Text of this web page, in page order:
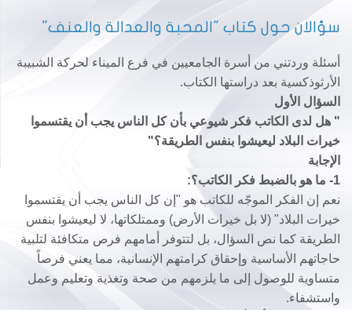
سؤالان حول كتاب "المحبة والعدالة والعنف"
أسئلة وردتني من أسرة الجامعيين في فرع الميناء لحركة الشبيبة
الأرثوذكسية بعد دراستها الكتاب.
السؤال الأول
" هل لدى الكاتب فكر شيوعي بأن كل الناس يجب أن يقتسموا
خيرات البلاد ليعيشوا بنفس الطريقة؟"
الإجابة
1- ما هو بالضبط فكر الكاتب؟:
نعم إن الفكر الموجّه للكاتب هو "إن كل الناس يجب أن يقتسموا
خيرات البلاد" (لا بل خيرات الأرض) وممتلكاتها، لا ليعيشوا بنفس
الطريقة كما نص السؤال، بل لتتوفر أمامهم فرص متكافئة لتلبية
حاجاتهم الأساسية وإحقاق كرامتهم الإنسانية، مما يعني فرصاً
متساوية للوصول إلى ما يلزمهم من صحة وتغذية وتعليم وعمل
واستشفاء.